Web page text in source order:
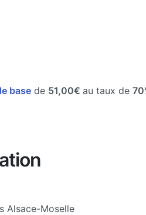
base de 51,00€ au taux de
Alsace-Moselle